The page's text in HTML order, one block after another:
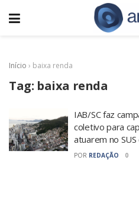
Início › baixa renda
Tag: baixa renda
IAB/SC faz
coletivo para
atuarem no
POR REDAÇÃO 0